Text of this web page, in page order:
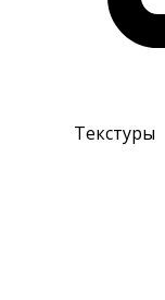
Текстуры